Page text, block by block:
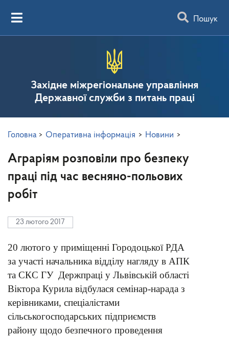
Пошук
Західне міжрегіональне управління
Державної служби з питань праці
Головна > Оперативна інформація > Новини >
Аграріям розповіли про безпеку
праці під час весняно-польових
робіт
23 лютого 2017
20 лютого у приміщенні Городоцької РДА
за участі начальника відділу нагляду в АПК
та СКС ГУ Держпраці у Львівській області
Віктора Курила відбулася семінар-нарада з
керівниками, спеціалістами
сільськогосподарських підприємств
району щодо безпечного проведення